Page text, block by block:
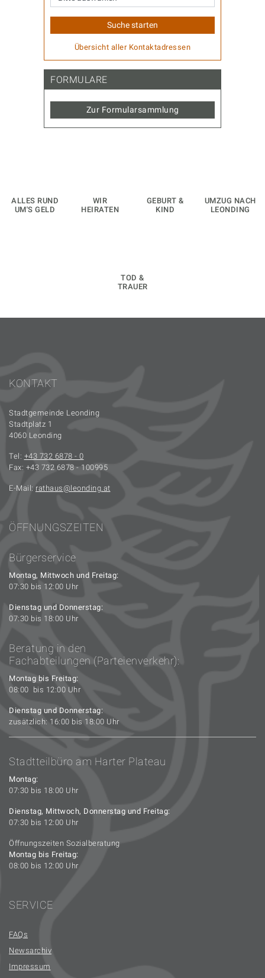
Übersicht aller Kontaktadressen
FORMULARE
Zur Formularsammlung
ALLES RUND
UM'S GELD
WIR
HEIRATEN
GEBURT &
KIND
UMZUG NACH
LEONDING
TOD &
TRAUER
KONTAKT
Stadtgemeinde Leonding
Stadtplatz 1
4060 Leonding
Tel: +43 732 6878 - 0
Fax: +43 732 6878 - 100995
E-Mail: rathaus leonding.at
ÖFFNUNGSZEITEN
Bürgerservice
Montag, Mittwoch und Freitag:
07:30 bis 12:00 Uhr
Dienstag und Donnerstag:
07:30 bis 18:00 Uhr
Beratung in den
Fachabteilungen (Parteienverkehr):
Montag bis Freitag:
08:00 bis 12:00 Uhr
Dienstag und Donnerstag:
zusätzlich: 16:00 bis 18:00 Uhr
Stadtteilbüro am Harter Plateau
Montag:
07:30 bis 18:00 Uhr
Dienstag, Mittwoch, Donnerstag und Freitag:
07:30 bis 12:00 Uhr
Öffnungszeiten Sozialberatung
Montag bis Freitag:
08:00 bis 12:00 Uhr
SERVICE
FAQs
Newsarchiv
Impressum